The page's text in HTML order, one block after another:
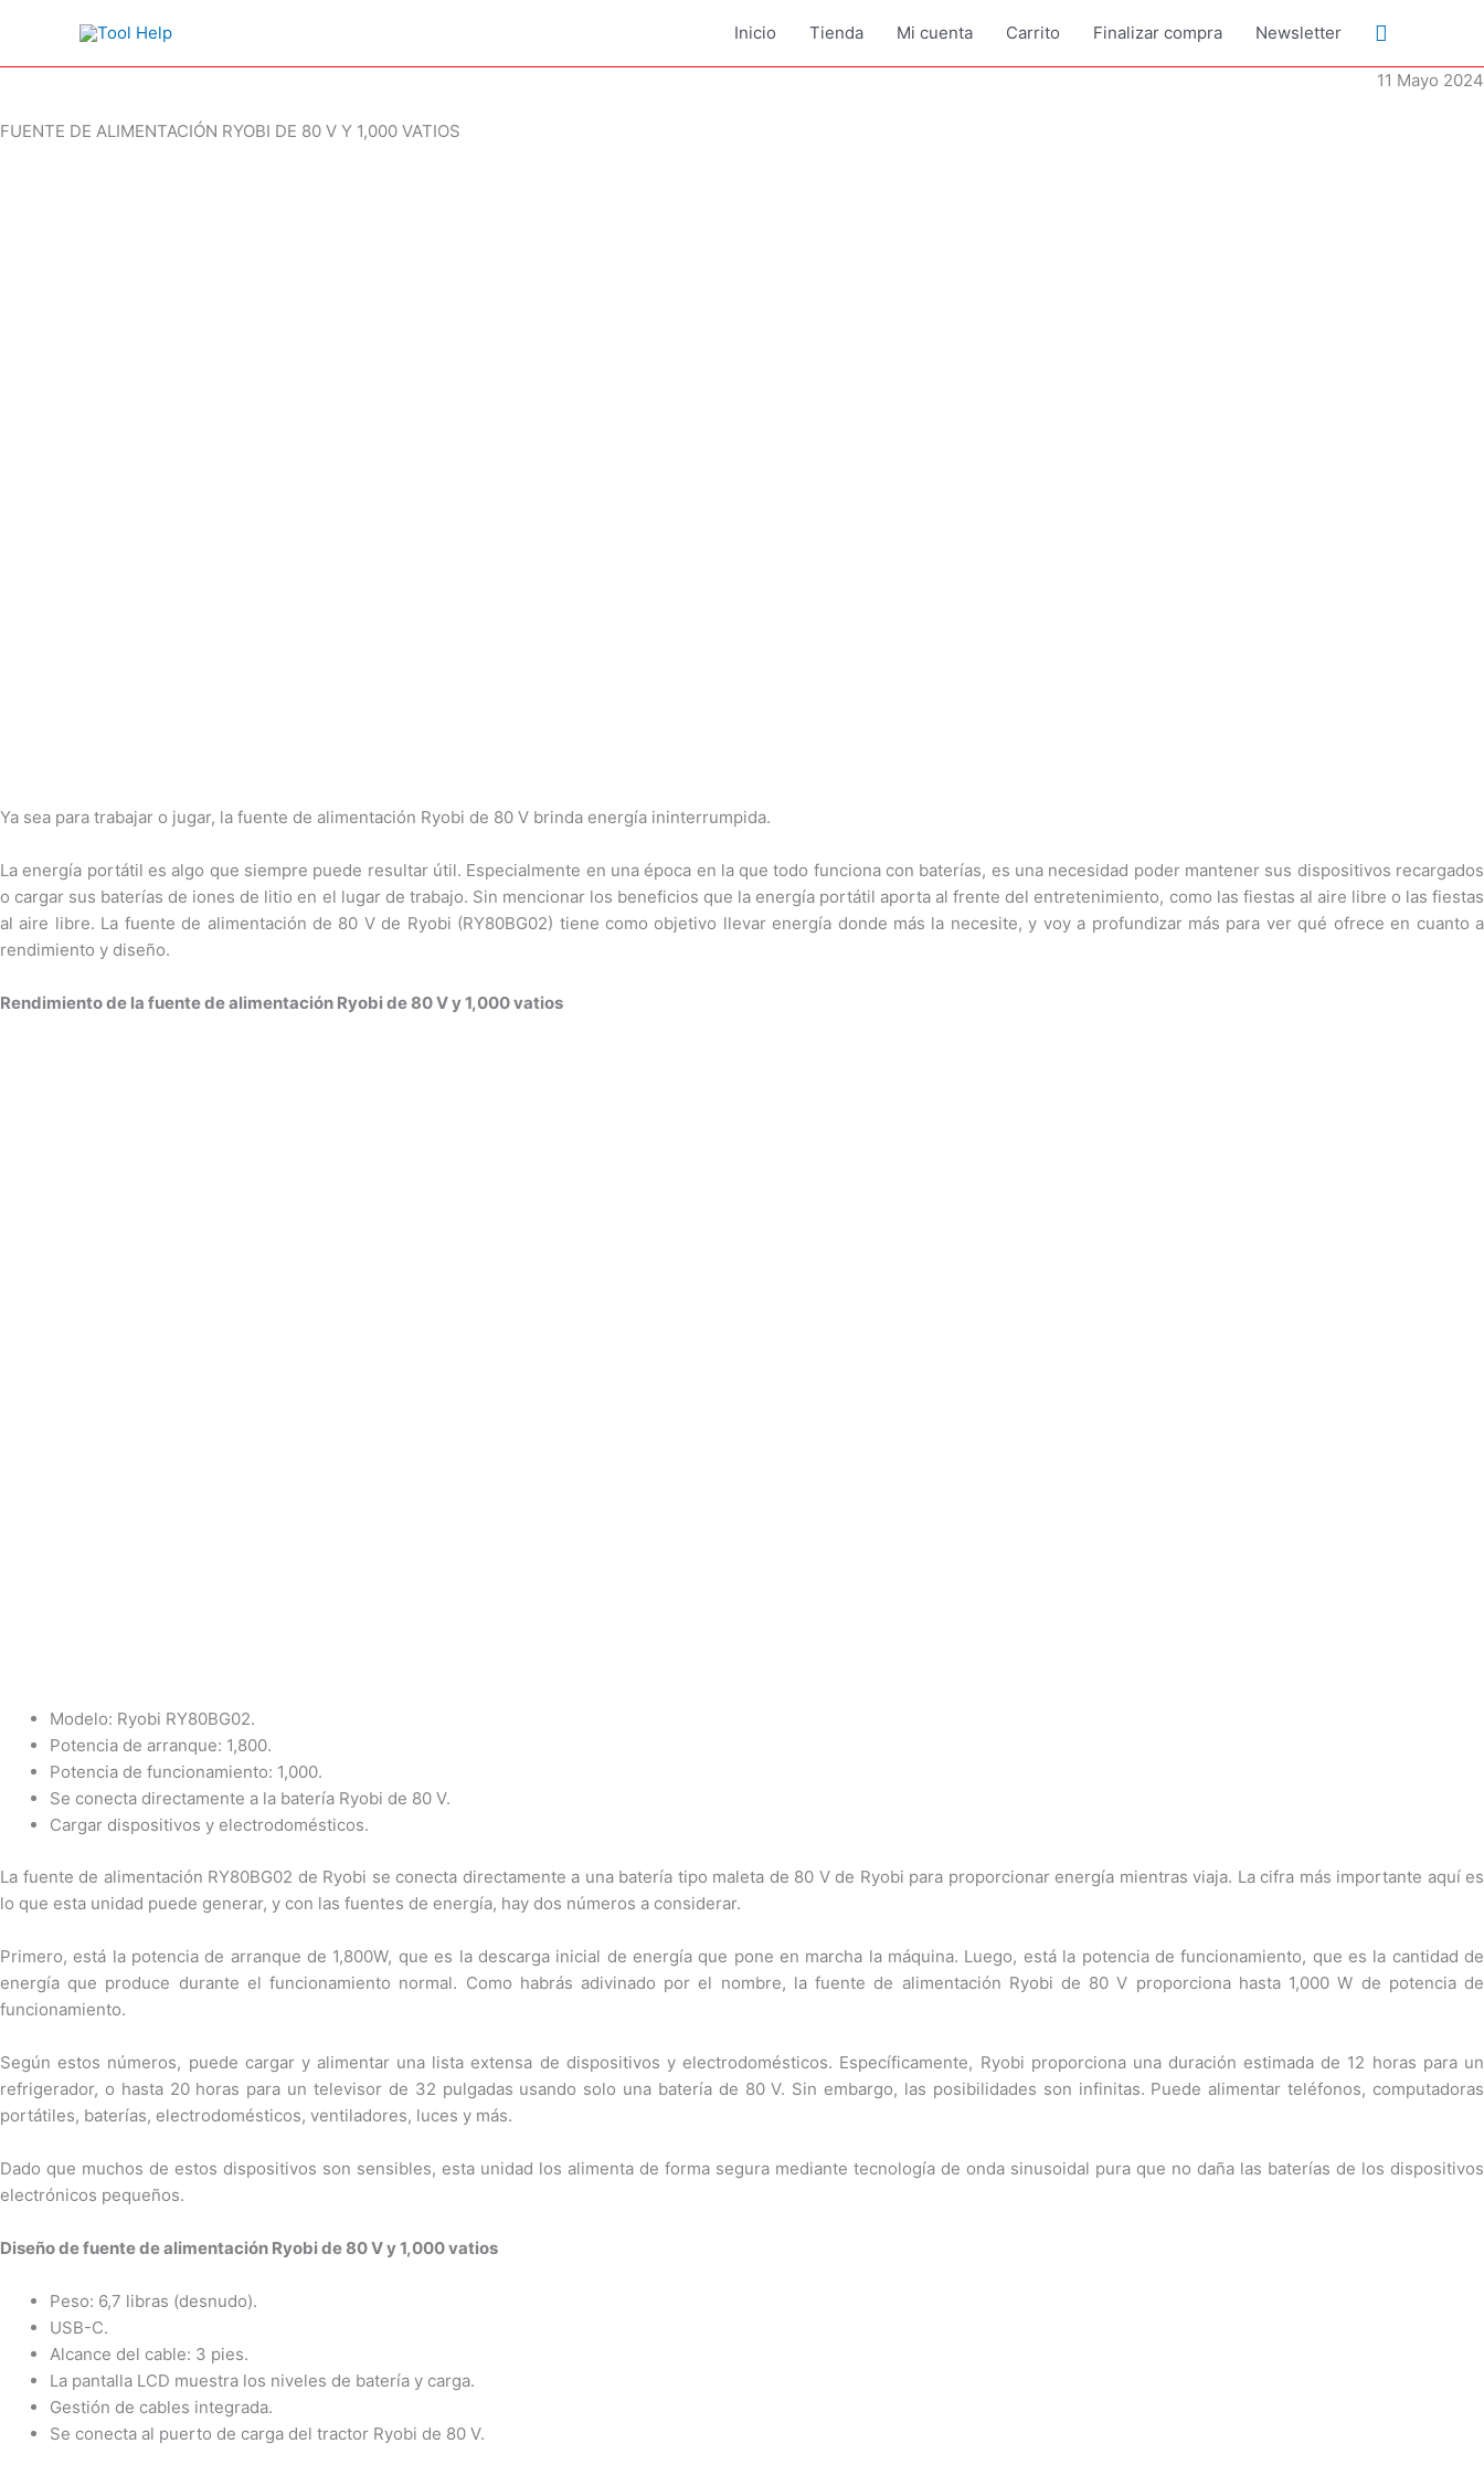
contenido
Inicio Tienda Mi cuenta Carrito Finalizar compra Newsletter Buscar
11 Mayo 2024
FUENTE DE ALIMENTACIÓN RYOBI DE 80 V Y 1,000 VATIOS
Ya sea para trabajar o jugar, la fuente de alimentación Ryobi de 80 V brinda energía ininterrumpida.
La energía portátil es algo que siempre puede resultar útil. Especialmente en una época en la que todo funciona con baterías, es una necesidad poder mantener sus dispositivos recargados
o cargar sus baterías de iones de litio en el lugar de trabajo. Sin mencionar los beneficios que la energía portátil aporta al frente del entretenimiento, como las fiestas al aire libre o las fiestas
al aire libre. La fuente de alimentación de 80 V de Ryobi (RY80BG02) tiene como objetivo llevar energía donde más la necesite, y voy a profundizar más para ver qué ofrece en cuanto a
rendimiento y diseño.
Rendimiento de la fuente de alimentación Ryobi de 80 V y 1,000 vatios
Modelo: Ryobi RY80BG02.
Potencia de arranque: 1,800.
Potencia de funcionamiento: 1,000.
Se conecta directamente a la batería Ryobi de 80 V.
Cargar dispositivos y electrodomésticos.
La fuente de alimentación RY80BG02 de Ryobi se conecta directamente a una batería tipo maleta de 80 V de Ryobi para proporcionar energía mientras viaja. La cifra más importante aquí es
lo que esta unidad puede generar, y con las fuentes de energía, hay dos números a considerar.
Primero, está la potencia de arranque de 1,800W, que es la descarga inicial de energía que pone en marcha la máquina. Luego, está la potencia de funcionamiento, que es la cantidad de
energía que produce durante el funcionamiento normal. Como habrás adivinado por el nombre, la fuente de alimentación Ryobi de 80 V proporciona hasta 1,000 W de potencia de
funcionamiento.
Según estos números, puede cargar y alimentar una lista extensa de dispositivos y electrodomésticos. Específicamente, Ryobi proporciona una duración estimada de 12 horas para un
refrigerador, o hasta 20 horas para un televisor de 32 pulgadas usando solo una batería de 80 V. Sin embargo, las posibilidades son infinitas. Puede alimentar teléfonos, computadoras
portátiles, baterías, electrodomésticos, ventiladores, luces y más.
Dado que muchos de estos dispositivos son sensibles, esta unidad los alimenta de forma segura mediante tecnología de onda sinusoidal pura que no daña las baterías de los dispositivos
electrónicos pequeños.
Diseño de fuente de alimentación Ryobi de 80 V y 1,000 vatios
Peso: 6,7 libras (desnudo).
USB-C.
Alcance del cable: 3 pies.
La pantalla LCD muestra los niveles de batería y carga.
Gestión de cables integrada.
Se conecta al puerto de carga del tractor Ryobi de 80 V.